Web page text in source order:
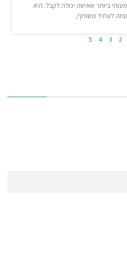
ביותר שאישה יכולה לקבל. היא
לעתיד משותף,
2
3
4
5